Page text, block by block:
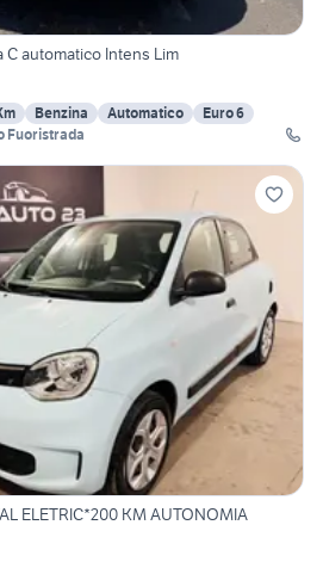
C automatico Intens Lim
Benzina Automatico
Euro 6
Fuoristrada
ELETRIC*200 KM AUTONOMIA